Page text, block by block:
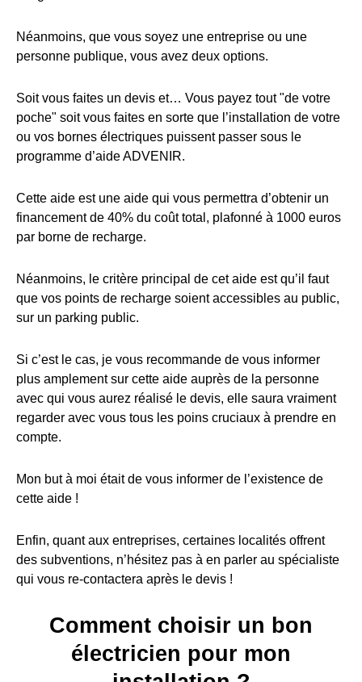
Néanmoins, que vous soyez une entreprise ou une
personne publique, vous avez deux options.
Soit vous faites un devis et… Vous payez tout "de votre
poche" soit vous faites en sorte que l’installation de votre
ou vos bornes électriques puissent passer sous le
programme d’aide ADVENIR.
Cette aide est une aide qui vous permettra d’obtenir un
financement de 40% du coût total, plafonné à 1000 euros
par borne de recharge.
Néanmoins, le critère principal de cet aide est qu’il faut
que vos points de recharge soient accessibles au public,
sur un parking public.
Si c’est le cas, je vous recommande de vous informer
plus amplement sur cette aide auprès de la personne
avec qui vous aurez réalisé le devis, elle saura vraiment
regarder avec vous tous les poins cruciaux à prendre en
compte.
Mon but à moi était de vous informer de l’existence de
cette aide !
Enfin, quant aux entreprises, certaines localités offrent
des subventions, n’hésitez pas à en parler au spécialiste
qui vous re-contactera après le devis !
Comment choisir un bon
électricien pour mon